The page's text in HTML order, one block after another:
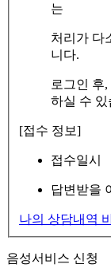
는
처리가 다
니다.
로그인 후
하실 수 있
[접수 정보]
접수일시
답변받을
나의 상담내역
음성서비스 신청